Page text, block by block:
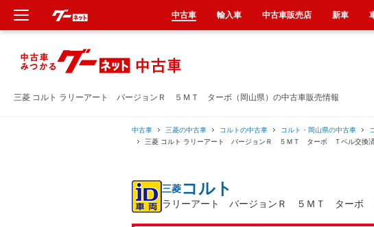
三菱 コルト ラリーアート バージョンＲ ５ＭＴ ターボ（岡山県）の中古車販売情報
中古車 三菱の中古車 コルトの中古車 コルト・岡山県の中古車
三菱 コルト ラリーアート バージョンＲ ５ＭＴ ターボ Ｔベル交
三菱コルト
ラリーアート バージョンＲ ５ＭＴ ターボ
中古車 輸入車 中古車販売店 新車
新車
中古車